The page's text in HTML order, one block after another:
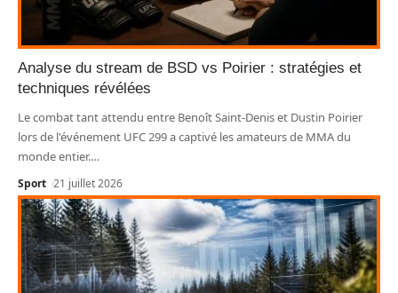
Analyse du stream de BSD vs Poirier : stratégies et
techniques révélées
Le combat tant attendu entre Benoît Saint-Denis et Dustin Poirier
lors de l'événement UFC 299 a captivé les amateurs de MMA du
monde entier.…
Sport 21 juillet 2026